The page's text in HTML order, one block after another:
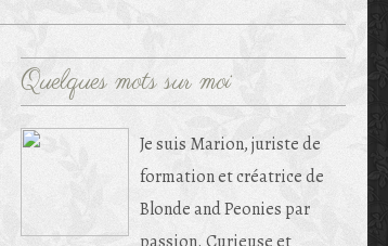
Quelques mots sur moi
Je suis Marion, juriste de
formation et créatrice de
Blonde and Peonies par